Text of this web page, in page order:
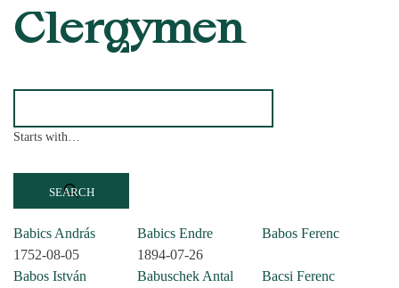
Clergymen
Starts with…
Babics András
1752-08-05
Babics Endre
1894-07-26
Babos Ferenc
Babos István
Babuschek Antal
Bacsi Ferenc